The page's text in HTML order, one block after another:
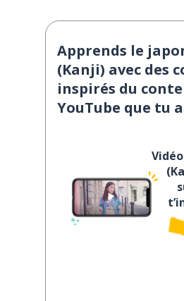
Apprends le
(Kanji) avec des
inspirés du
YouTube que tu